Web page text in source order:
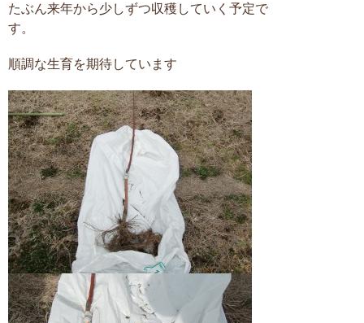
たぶん来年から少しずつ収穫していく予定で
す。
順調な生育を期待しています